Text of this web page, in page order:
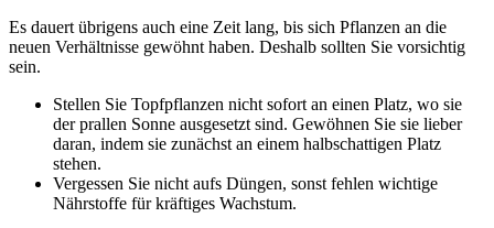
Es dauert übrigens auch eine Zeit lang, bis sich Pflanzen an die
neuen Verhältnisse gewöhnt haben. Deshalb sollten Sie vorsichtig
sein.
Stellen Sie Topfpflanzen nicht sofort an einen Platz, wo sie
der prallen Sonne ausgesetzt sind. Gewöhnen Sie sie lieber
daran, indem sie zunächst an einem halbschattigen Platz
stehen.
Vergessen Sie nicht aufs Düngen, sonst fehlen wichtige
Nährstoffe für kräftiges Wachstum.